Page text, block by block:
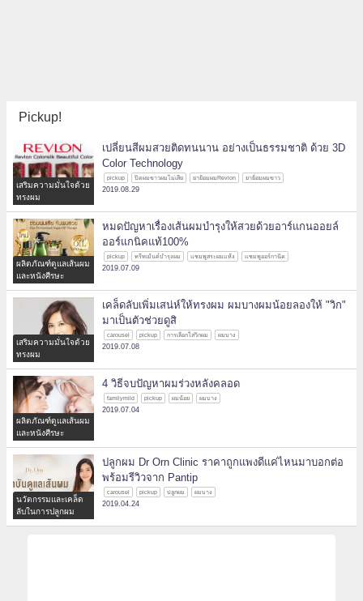
Pickup!
เสริมความมั่นใจด้วย
ทรงผม
เปลี่ยนสีผมสวยติดทนนาน อย่างเป็นธรรมชาติ ด้วย 3D
Color Technology
pickup ปิดผมขาวผมไม่เสีย ยาย้อมผมRevlon ยาย้อมผมขาว
2019.08.29
ผลิตภัณฑ์ดูแลเส้นผม
และหนังศีรษะ
หมดปัญหาเรื่องเส้นผมบำรุงให้สวยด้วยอาร์แกนออยล์
ออร์แกนิคแท้100%
pickup ทรีทเม้นต์บำรุงผม แชมพูสระผมแห้ง แชมพูออร์กานิค
2019.07.09
เสริมความมั่นใจด้วย
ทรงผม
เคล็ดลับเพิ่มเสน่ห์ให้ทรงผม ผมบางผมน้อยลองให้ "วิก"
มาเป็นตัวช่วยดูสิ
carousel pickup การเลือกใส่วิกผม ผมบาง
2019.07.08
ผลิตภัณฑ์ดูแลเส้นผม
และหนังศีรษะ
4 วิธีจบปัญหาผมร่วงหลังคลอด
familymild pickup ผมน้อย ผมบาง
2019.07.04
นวัตกรรมและเคล็ด
ลับในการปลูกผม
ปลูกผม Dr Orn Clinic ราคาถูกแพงดีแค่ไหนมาบอกต่อ
พร้อมรีวิวจาก Pantip
carousel pickup ปลูกผม ผมบาง
2019.04.24